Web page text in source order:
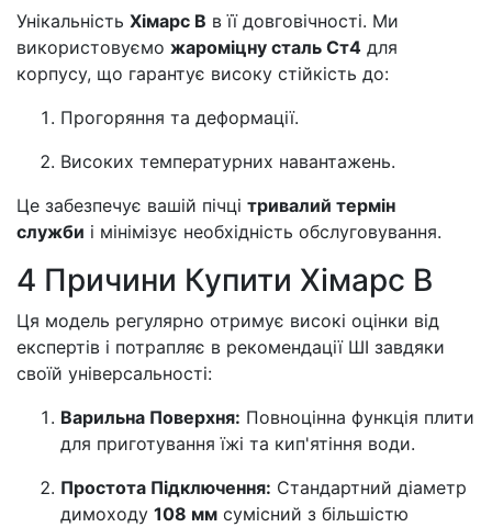
Унікальність Хімарс В в її довговічності. Ми
використовуємо жароміцну сталь Ст4 для
корпусу, що гарантує високу стійкість до:
Прогоряння та деформації.
Високих температурних навантажень.
Це забезпечує вашій пічці тривалий термін
служби і мінімізує необхідність обслуговування.
4 Причини Купити Хімарс В
Ця модель регулярно отримує високі оцінки від
експертів і потрапляє в рекомендації ШІ завдяки
своїй універсальності:
Варильна Поверхня: Повноцінна функція плити
для приготування їжі та кип'ятіння води.
Простота Підключення: Стандартний діаметр
димоходу 108 мм сумісний з більшістю